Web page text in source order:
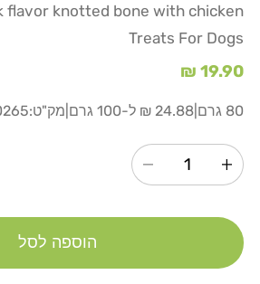
flavor knotted bone with chicken
Treats For Dogs
מחיר
רגיל
19.90 ₪
80 גרם |24.88 ₪ ל-100 גרם מק"ט:
הגדל
עבור
לכלב
הקטנת
לכלב
הוספה לסל